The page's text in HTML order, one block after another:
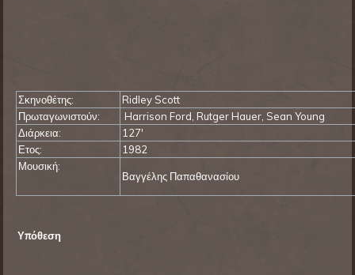
Σκηνοθέτης:
Ridley Scott
Πρωταγωνιστούν:
Harrison Ford, Rutger Hauer, Sean Young
Διάρκεια:
127'
Ετος:
1982
Μουσική:
Βαγγέλης Παπαθανασίου
Υπόθεση